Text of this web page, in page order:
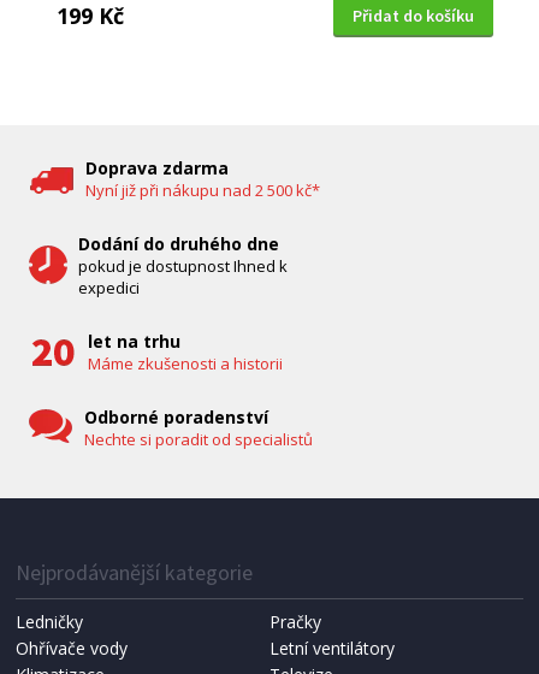
199 Kč Přidat do košíku
NÁHRADNÍ SÁČKY DO VYSAVAČE
Doprava zdarma
Nyní již při nákupu nad 2 500 kč*
Dodání do druhého dne
pokud je dostupnost Ihned k
expedici
let na trhu
Máme zkušenosti a historii
Odborné poradenství
Nechte si poradit od specialistů
Nejprodávanější kategorie
Ledničky
Pračky
Ohřívače vody
Letní ventilátory